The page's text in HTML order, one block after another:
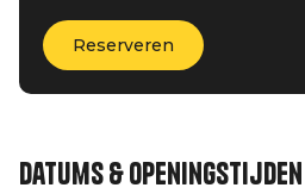
Reserveren
Datums & openingstijden